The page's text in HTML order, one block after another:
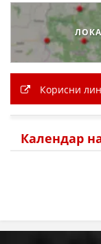
Корисни
Календар